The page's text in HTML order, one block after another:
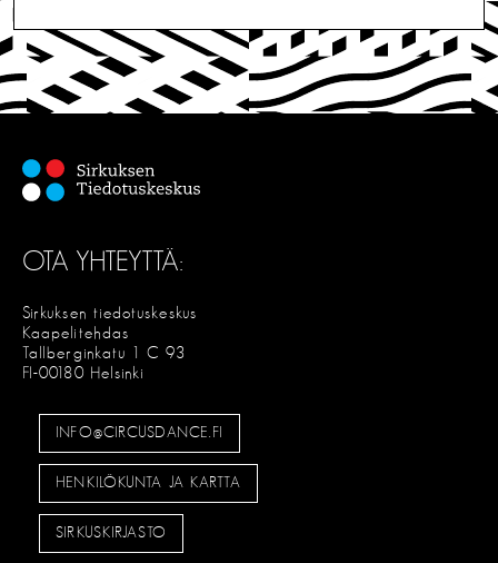
I
T
E
OTA YHTEYTTÄ:
Sirkuksen tiedotuskeskus
Kaapelitehdas
Tallberginkatu 1 C 93
FI-00180 Helsinki
INFO@CIRCUSDANCE.FI
HENKILÖKUNTA JA KARTTA
SIRKUSKIRJASTO